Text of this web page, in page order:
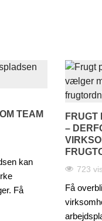
TEAM
kan
Få
FRUGT
–
723
Få